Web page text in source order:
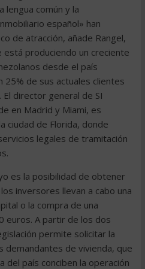
lengua común y la
español» han
de atracción, añade Rangel,
está produciendo un creciente
desde el país
25% de sus actuales clientes
director general de SI
en Madrid y Miami, es
ciudad de Florida, donde
legales de tramitación
es la posibilidad de obtener
inversores llevan a cabo una
o la compra de una
euros. A partir de los dos
permite solicitar la
demandantes de vivienda, que
del país conciben la operación